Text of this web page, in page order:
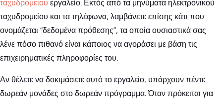
ταχυδρομείου εργαλείο. Εκτός από τα μηνύματα ηλεκτρονικού
ταχυδρομείου και τα τηλέφωνα, λαμβάνετε επίσης κάτι που
ονομάζεται “δεδομένα πρόθεσης”, τα οποία ουσιαστικά σας
λένε πόσο πιθανό είναι κάποιος να αγοράσει με βάση τις
επιχειρηματικές πληροφορίες του.
Αν θέλετε να δοκιμάσετε αυτό το εργαλείο, υπάρχουν πέντε
δωρεάν μονάδες στο δωρεάν πρόγραμμα. Όταν πρόκειται για